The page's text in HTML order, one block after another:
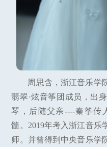
周思含，浙江音乐学
翡翠·炫音筝团成员，出
琴，后随父亲----秦筝传
髓。2019年考入浙江音乐
师。并曾得到中央音乐学